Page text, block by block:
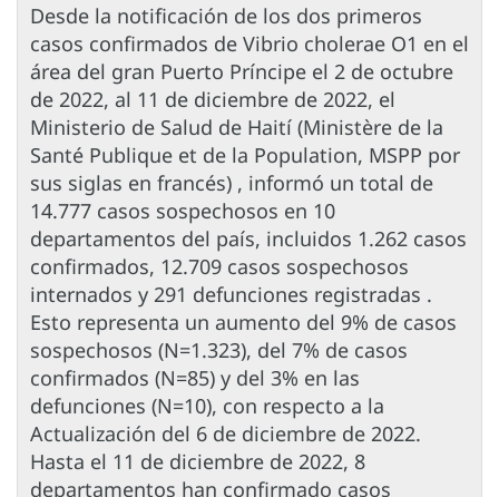
Desde la notificación de los dos primeros
casos confirmados de Vibrio cholerae O1 en el
área del gran Puerto Príncipe el 2 de octubre
de 2022, al 11 de diciembre de 2022, el
Ministerio de Salud de Haití (Ministère de la
Santé Publique et de la Population, MSPP por
sus siglas en francés) , informó un total de
14.777 casos sospechosos en 10
departamentos del país, incluidos 1.262 casos
confirmados, 12.709 casos sospechosos
internados y 291 defunciones registradas .
Esto representa un aumento del 9% de casos
sospechosos (N=1.323), del 7% de casos
confirmados (N=85) y del 3% en las
defunciones (N=10), con respecto a la
Actualización del 6 de diciembre de 2022.
Hasta el 11 de diciembre de 2022, 8
departamentos han confirmado casos